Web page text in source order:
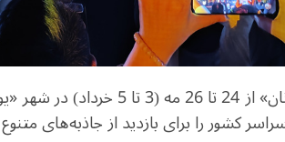
چهارمین «کنفرانس توسعه گردشگری
کشور را برای بازدید از جاذبه‌های